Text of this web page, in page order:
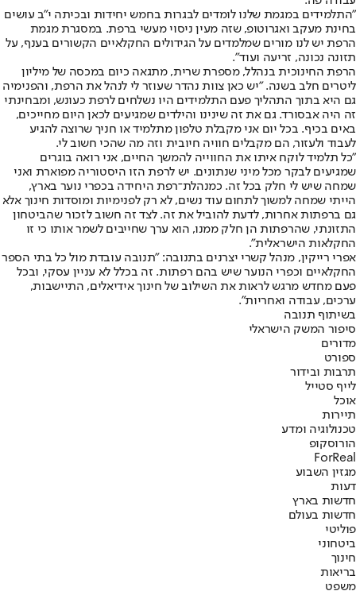
"התלמידים במגמת שלנו לומדים לבגרות בחמש יחידות ובכיתה י"ב עושים
בחינת מעקב ואגרוטופ, שזה מעין ניסוי מעשי ברפת. במסגרת מגמת
הרפת יש לנו מורים שמלמדים על הגידולים החקלאיים הקשורים בענף, על
תזונה נכונה, זריעה ועוד".
הרפת החינוכית בנהלל, מספרת שרית, מתגאה כיום במכסה של מיליון
ליטרים חלב בשנה. "יש כאן צוות נהדר שעוזר לי לנהל את הרפת, והפנימיה
גם היא בתוך התהליך פעם התלמידים היו נשלחים לרפת כעונש, ומבחינתי
זה היה אבסורד. גם את זה שינינו והילדים שמגיעים לכאן היום מחייכים,
באים בכיף. בכל יום אני מקבלת טלפון מתלמיד או חניך שרוצה להגיע
לעבוד ולעזור, הם מקבלים חוויה חיובית וזה מה שהכי חשוב לי.
"כל תלמיד לוקח איתו את החווייה להמשך החיים, אני רואה בוגרים
שמגיעים לבקר מכל מיני שנתונים. יש לרפת הזו היסטוריה מפוארת ואני
שמחה שיש לי חלק בכל זה. כמנהלת־רפת היחידה בכפרי נוער בארץ,
הייתי שמחה למשוך לתחום עוד נשים, לא רק לפנימיות ומוסדות חינוך אלא
גם ברפתות אחרות, לדעת להוביל את זה. לצד זה חשוב לזכור שהביטחון
התזונתי, שהרפתות הן חלק ממנו, הוא ערך שחייבים לשמר אותו כי זו
החקלאות הישראלית".
אפרי רייקין, מנהל קשרי יצרנים בתנובה: "תנובה עובדת מול כל בתי הספר
החקלאיים וכפרי הנוער שיש בהם רפתות. זה בכלל לא עניין עסקי, ובכל
פעם מחדש מרגש לראות את השילוב של חינוך אידיאלים, התיישבות,
ערכים, עבודה ואחריות״.
בשיתוף תנובה
סיפור המשק הישראלי
מדורים
ספורט
תרבות ובידור
לייף סטייל
אוכל
תיירות
טכנולוגיה ומדע
הורוסקופ
ForReal
מגזין השבוע
דעות
חדשות בארץ
חדשות בעולם
פוליטי
ביטחוני
חינוך
בריאות
משפט